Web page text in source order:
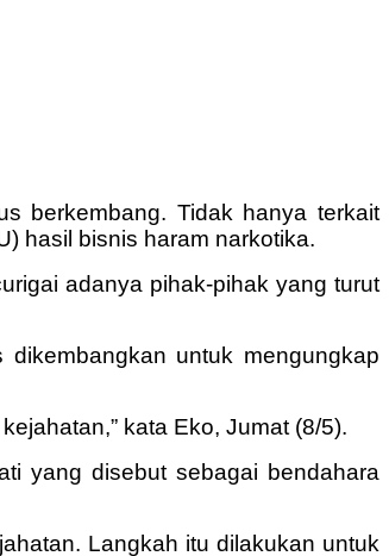
berkembang. Tidak hanya terkait
hasil bisnis haram narkotika.
adanya pihak-pihak yang turut
untuk mengungkap
kata Eko, Jumat (8/5).
yang disebut sebagai bendahara
Langkah itu dilakukan untuk